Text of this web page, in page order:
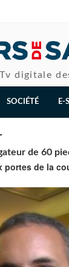
digitale
SOCIÉTÉ E-
de 60
portes de la